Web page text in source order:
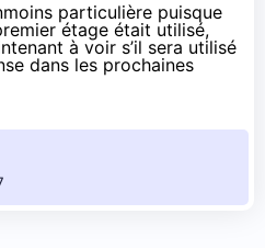
particulière puisque
étage était utilisé,
à voir s’il sera utilisé
dans les prochaines